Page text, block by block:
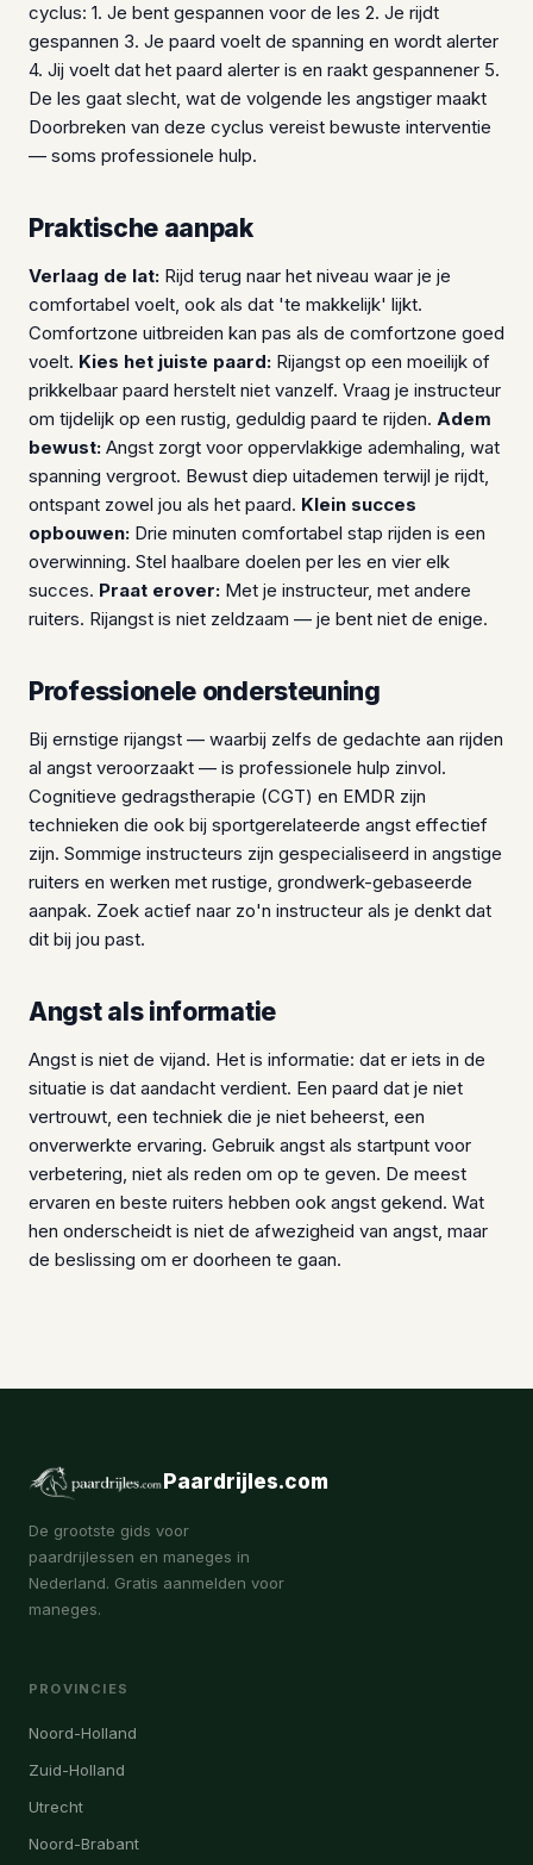
cyclus: 1. Je bent gespannen voor de les 2. Je rijdt
gespannen 3. Je paard voelt de spanning en wordt alerter
4. Jij voelt dat het paard alerter is en raakt gespannener 5.
De les gaat slecht, wat de volgende les angstiger maakt
Doorbreken van deze cyclus vereist bewuste interventie
— soms professionele hulp.
Praktische aanpak
Verlaag de lat: Rijd terug naar het niveau waar je je
comfortabel voelt, ook als dat 'te makkelijk' lijkt.
Comfortzone uitbreiden kan pas als de comfortzone goed
voelt. Kies het juiste paard: Rijangst op een moeilijk of
prikkelbaar paard herstelt niet vanzelf. Vraag je instructeur
om tijdelijk op een rustig, geduldig paard te rijden. Adem
bewust: Angst zorgt voor oppervlakkige ademhaling, wat
spanning vergroot. Bewust diep uitademen terwijl je rijdt,
ontspant zowel jou als het paard. Klein succes
opbouwen: Drie minuten comfortabel stap rijden is een
overwinning. Stel haalbare doelen per les en vier elk
succes. Praat erover: Met je instructeur, met andere
ruiters. Rijangst is niet zeldzaam — je bent niet de enige.
Professionele ondersteuning
Bij ernstige rijangst — waarbij zelfs de gedachte aan rijden
al angst veroorzaakt — is professionele hulp zinvol.
Cognitieve gedragstherapie (CGT) en EMDR zijn
technieken die ook bij sportgerelateerde angst effectief
zijn. Sommige instructeurs zijn gespecialiseerd in angstige
ruiters en werken met rustige, grondwerk-gebaseerde
aanpak. Zoek actief naar zo'n instructeur als je denkt dat
dit bij jou past.
Angst als informatie
Angst is niet de vijand. Het is informatie: dat er iets in de
situatie is dat aandacht verdient. Een paard dat je niet
vertrouwt, een techniek die je niet beheerst, een
onverwerkte ervaring. Gebruik angst als startpunt voor
verbetering, niet als reden om op te geven. De meest
ervaren en beste ruiters hebben ook angst gekend. Wat
hen onderscheidt is niet de afwezigheid van angst, maar
de beslissing om er doorheen te gaan.
Paardrijles.com
De grootste gids voor
paardrijlessen en maneges in
Nederland. Gratis aanmelden voor
maneges.
PROVINCIES
Noord-Holland
Zuid-Holland
Utrecht
Noord-Brabant